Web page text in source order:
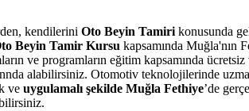
kendilerini Oto Beyin Tamiri konusunda
Beyin Tamir Kursu kapsamında Muğla'nın
ve programların eğitim kapsamında
alabilirsiniz. Otomotiv teknolojilerinde
ve uygulamalı şekilde Muğla Fethiye’de